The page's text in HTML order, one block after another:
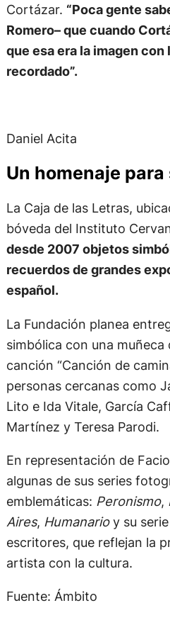
Cortázar. “Poca gente
Romero– que cuando
que esa era la imagen con
recordado”.
Daniel Acita
Un homenaje para
La Caja de las Letras,
bóveda del Instituto
desde 2007 objetos
recuerdos de grandes
español.
La Fundación planea
simbólica con una muñeca
canción “Canción de
personas cercanas como
Lito e Ida Vitale, García
Martínez y Teresa Parodi.
En representación de
algunas de sus series
emblemáticas: Peronismo,
Aires, Humanarioy su
escritores, que reflejan la
artista con la cultura.
Fuente: Ámbito